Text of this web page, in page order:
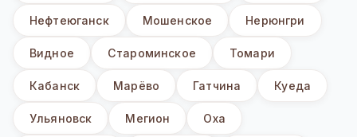
Нефтеюганск Мошенское Нерюнгри
Видное Староминское Томари
Кабанск Марёво Гатчина Куеда
Ульяновск Мегион Оха